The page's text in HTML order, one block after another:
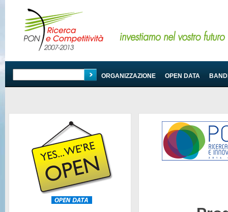
PROGRAMMA ORGANIZZAZIONE OPEN DATA